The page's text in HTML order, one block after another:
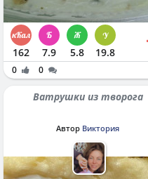
162 7.9 5.8 19.8
0 0
Ватрушки из творога
Автор Виктория